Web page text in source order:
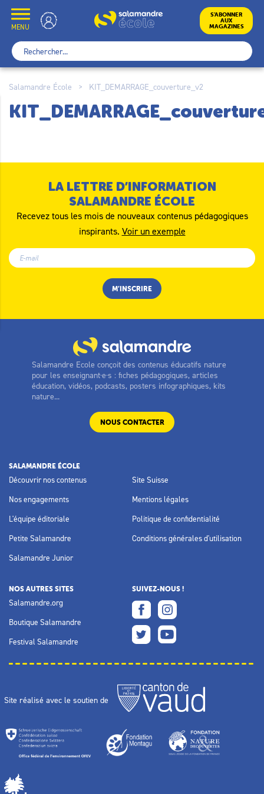
content
MENU
École S’ABONNER
AUX
MAGAZINES
Rechercher :
Salamandre École > KIT_DEMARRAGE_couverture_v2
LA LETTRE D’INFORMATION
SALAMANDRE ÉCOLE
Recevez tous les mois de nouveaux contenus pédagogiques
inspirants. Voir un exemple
Salamandre Ecole conçoit des contenus éducatifs nature
pour les enseignant·e·s : fiches pédagogiques, articles
éducation, vidéos, podcasts, posters infographiques, kits
nature...
NOUS CONTACTER
SALAMANDRE ÉCOLE
Découvrir nos contenus
Nos engagements
L'équipe éditoriale
Petite Salamandre
Salamandre Junior
Site Suisse
Mentions légales
Politique de confidentialité
Conditions générales d'utilisation
NOS AUTRES SITES
Salamandre.org
Boutique Salamandre
Festival Salamandre
SUIVEZ-NOUS !
Site réalisé avec le soutien de